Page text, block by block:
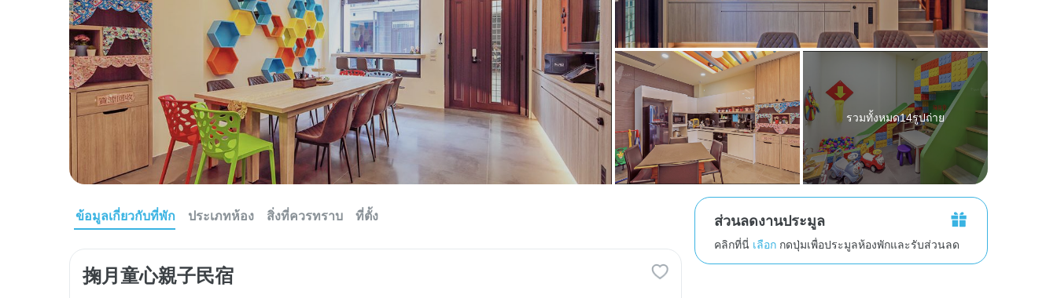
รวมทั้งหมด14รูปถ่าย
ข้อมูลเกี่ยวกับที่พัก ประเภทห้อง สิ่งที่ควรทราบ ที่ตั้ง
掬月童心親子民宿
ส่วนลดงานประมูล
คลิกที่นี่เลือก กดปุ่มเพื่อประมูลห้องพักและรับส่วนลด